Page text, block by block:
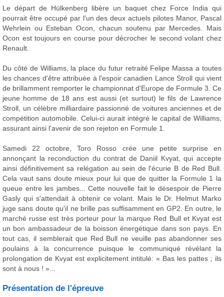
Le départ de Hülkenberg libère un baquet chez Force India qui
pourrait être occupé par l'un des deux actuels pilotes Manor, Pascal
Wehrlein ou Esteban Ocon, chacun soutenu par Mercedes. Mais
Ocon est toujours en course pour décrocher le second volant chez
Renault.
Du côté de Williams, la place du futur retraité Felipe Massa a toutes
les chances d'être attribuée à l'espoir canadien Lance Stroll qui vient
de brillamment remporter le championnat d'Europe de Formule 3. Ce
jeune homme de 18 ans est aussi (et surtout) le fils de Lawrence
Stroll, un célèbre milliardaire passionné de voitures anciennes et de
compétition automobile. Celui-ci aurait intégré le capital de Williams,
assurant ainsi l'avenir de son rejeton en Formule 1.
Samedi 22 octobre, Toro Rosso crée une petite surprise en
annonçant la reconduction du contrat de Daniil Kvyat, qui accepte
ainsi définitivement sa relégation au sein de l'écurie B de Red Bull.
Cela vaut sans doute mieux pour lui que de quitter la Formule 1 la
queue entre les jambes... Cette nouvelle fait le désespoir de Pierre
Gasly qui s'attendait à obtenir ce volant. Mais le Dr. Helmut Marko
juge sans doute qu'il ne brille pas suffisamment en GP2. En outre, le
marché russe est très porteur pour la marque Red Bull et Kvyat est
un bon ambassadeur de la boisson énergétique dans son pays. En
tout cas, il semblerait que Red Bull ne veuille pas abandonner ses
poulains à la concurrence puisque le communiqué révélant la
prolongation de Kvyat est explicitement intitulé: « Bas les pattes ; ils
sont à nous ! »...
Présentation de l'épreuve